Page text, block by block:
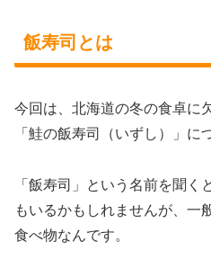
飯寿司とは
今回は、北海道の冬の食卓に
「鮭の飯寿司（いずし）」に
「飯寿司」という名前を聞
もいるかもしれませんが、一
食べ物なんです。